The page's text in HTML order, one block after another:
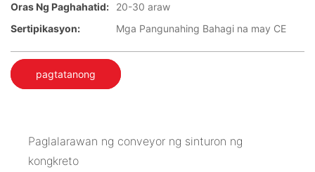
Oras Ng Paghahatid:
20-30 araw
Sertipikasyon:
Mga Pangunahing Bahagi na may CE
pagtatanong
Paglalarawan ng conveyor ng sinturon ng
kongkreto